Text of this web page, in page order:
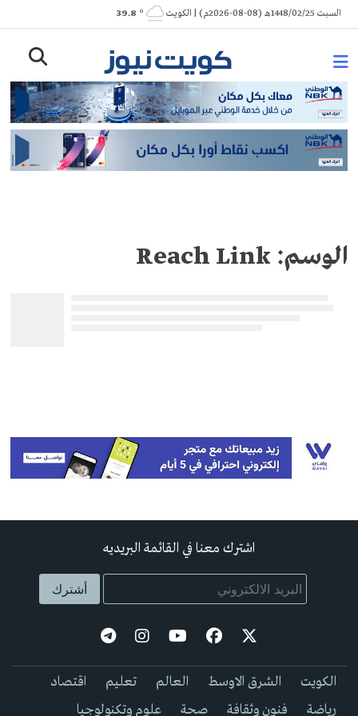
Skip
to
السبت 1448/02/25هـ (08-08-2026م) | الكويت ° 39.8
الوسم: Reach Link
اشترك معنا في القائمة البريديه
الكويت الشرق الاوسط العالم تعليم
اقتصاد
رياضة
فنون وثقافة صحة علوم وتكنولوجيا